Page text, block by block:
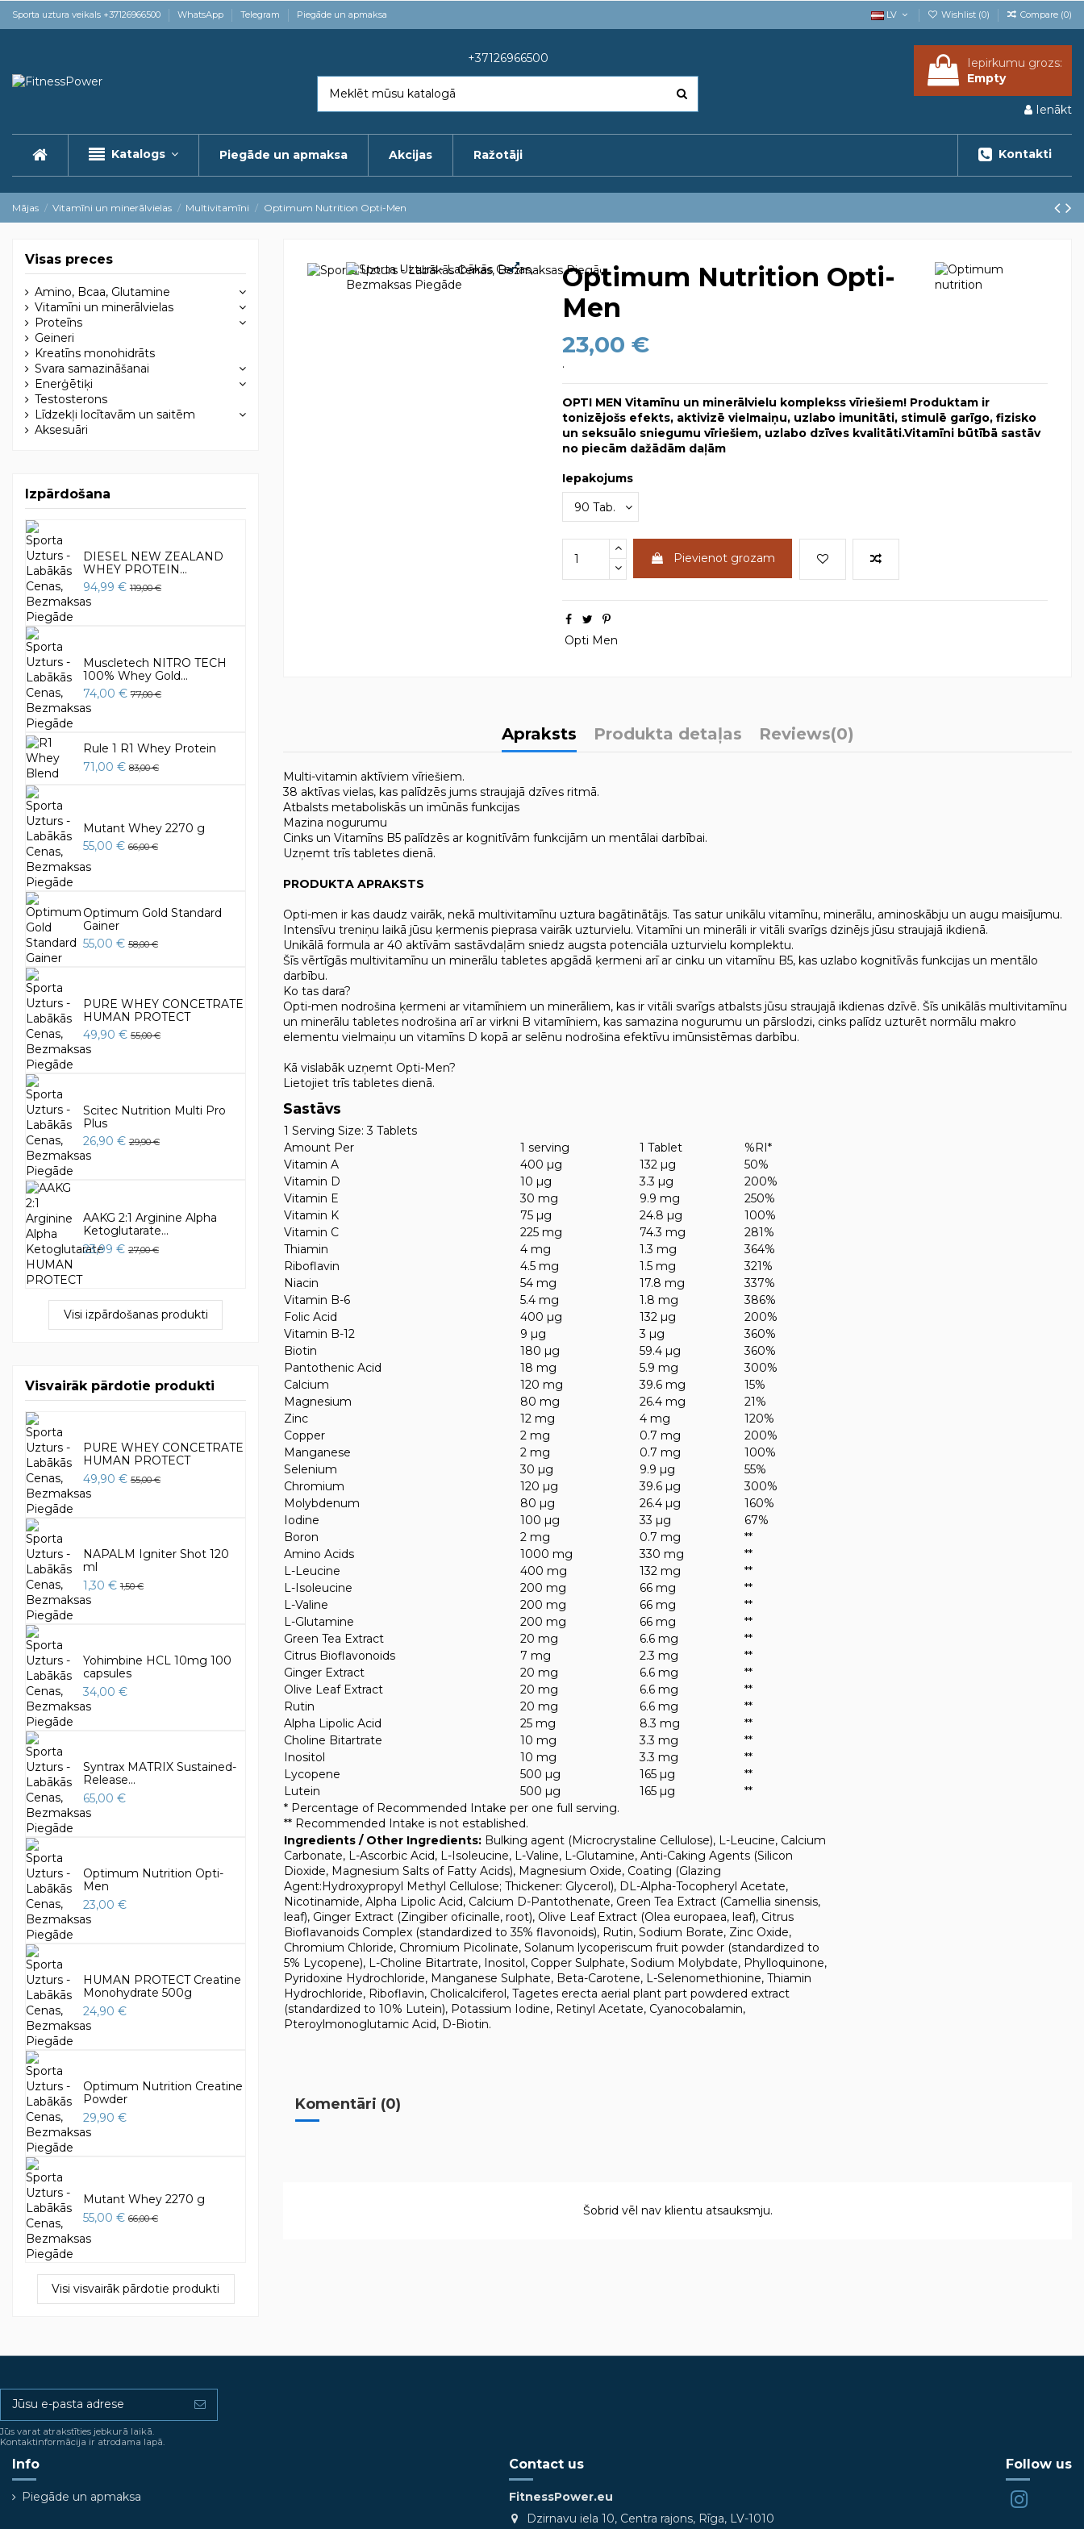
Sporta uztura veikals +37126966500 WhatsApp Telegram Piegāde un apmaksa LV Wishlist (0) Compare (0)
+37126966500
Iepirkumu grozs:
Empty
Ienākt
Katalogs Piegāde un apmaksa Akcijas Kontakti
Ražotāji
Mājas Vitamīni un minerālvielas Multivitamīni Optimum Nutrition Opti-Men
Optimum Nutrition Opti-
Men
23,00 €
.
OPTI MEN Vitamīnu un minerālvielu komplekss vīriešiem! Produktam ir
tonizējošs efekts, aktivizē vielmaiņu, uzlabo imunitāti, stimulē garīgo, fizisko
un seksuālo sniegumu vīriešiem, uzlabo dzīves kvalitāti.Vitamīni būtībā sastāv
no piecām dažādām daļām
Iepakojums
Pievienot grozam
Opti Men
Apraksts Produkta detaļas Reviews(0)
Multi-vitamin aktīviem vīriešiem.
38 aktīvas vielas, kas palīdzēs jums straujajā dzīves ritmā.
Atbalsts metaboliskās un imūnās funkcijas
Mazina nogurumu
Cinks un Vitamīns B5 palīdzēs ar kognitīvām funkcijām un mentālai darbībai.
Uzņemt trīs tabletes dienā.
PRODUKTA APRAKSTS
Opti-men ir kas daudz vairāk, nekā multivitamīnu uztura bagātinātājs. Tas satur unikālu vitamīnu, minerālu, aminoskābju un augu maisījumu.
Intensīvu treniņu laikā jūsu ķermenis pieprasa vairāk uzturvielu. Vitamīni un minerāli ir vitāli svarīgs dzinējs jūsu straujajā ikdienā.
Unikālā formula ar 40 aktīvām sastāvdaļām sniedz augsta potenciāla uzturvielu komplektu.
Šīs vērtīgās multivitamīnu un minerālu tabletes apgādā ķermeni arī ar cinku un vitamīnu B5, kas uzlabo kognitīvās funkcijas un mentālo
darbību.
Ko tas dara?
Opti-men nodrošina ķermeni ar vitamīniem un minerāliem, kas ir vitāli svarīgs atbalsts jūsu straujajā ikdienas dzīvē. Šīs unikālās multivitamīnu
un minerālu tabletes nodrošina arī ar virkni B vitamīniem, kas samazina nogurumu un pārslodzi, cinks palīdz uzturēt normālu makro
elementu vielmaiņu un vitamīns D kopā ar selēnu nodrošina efektīvu imūnsistēmas darbību.
Kā vislabāk uzņemt Opti-Men?
Lietojiet trīs tabletes dienā.
Sastāvs
1 Serving Size: 3 Tablets
Amount Per
1 serving 1 Tablet
%RI*
Vitamin A
400 µg 132 µg
50%
Vitamin D
10 µg 3.3 µg
200%
Vitamin E
30 mg 9.9 mg
250%
Vitamin K
75 µg 24.8 µg
100%
Vitamin C
225 mg 74.3 mg
281%
Thiamin
4 mg 1.3 mg
364%
Riboflavin
4.5 mg 1.5 mg
321%
Niacin
54 mg 17.8 mg
337%
Vitamin B-6
5.4 mg 1.8 mg
386%
Folic Acid
400 µg 132 µg
200%
Vitamin B-12
9 µg 3 µg
360%
Biotin
180 µg 59.4 µg
360%
Pantothenic Acid
18 mg 5.9 mg
300%
Calcium
120 mg 39.6 mg
15%
Magnesium
80 mg 26.4 mg
21%
Zinc
12 mg 4 mg
120%
Copper
2 mg 0.7 mg
200%
Manganese
2 mg 0.7 mg
100%
Selenium
30 µg 9.9 µg
55%
Chromium
120 µg 39.6 µg
300%
Molybdenum
80 µg 26.4 µg
160%
Iodine
100 µg 33 µg
67%
Boron
2 mg 0.7 mg
**
Amino Acids
1000 mg 330 mg
**
L-Leucine
400 mg 132 mg
**
L-Isoleucine
200 mg 66 mg
**
L-Valine
200 mg 66 mg
**
L-Glutamine
200 mg 66 mg
**
Green Tea Extract
20 mg 6.6 mg
**
Citrus Bioflavonoids
7 mg 2.3 mg
**
Ginger Extract
20 mg 6.6 mg
**
Olive Leaf Extract
20 mg 6.6 mg
**
Rutin
20 mg 6.6 mg
**
Alpha Lipolic Acid
25 mg 8.3 mg
**
Choline Bitartrate
10 mg 3.3 mg
**
Inositol
10 mg 3.3 mg
**
Lycopene
500 µg 165 µg
**
Lutein
500 µg 165 µg
**
* Percentage of Recommended Intake per one full serving.
** Recommended Intake is not established.
Ingredients / Other Ingredients: Bulking agent (Microcrystaline Cellulose), L-Leucine, Calcium
Carbonate, L-Ascorbic Acid, L-Isoleucine, L-Valine, L-Glutamine, Anti-Caking Agents (Silicon
Dioxide, Magnesium Salts of Fatty Acids), Magnesium Oxide, Coating (Glazing
Agent:Hydroxypropyl Methyl Cellulose; Thickener: Glycerol), DL-Alpha-Tocopheryl Acetate,
Nicotinamide, Alpha Lipolic Acid, Calcium D-Pantothenate, Green Tea Extract (Camellia sinensis,
leaf), Ginger Extract (Zingiber oficinalle, root), Olive Leaf Extract (Olea europaea, leaf), Citrus
Bioflavanoids Complex (standardized to 35% flavonoids), Rutin, Sodium Borate, Zinc Oxide,
Chromium Chloride, Chromium Picolinate, Solanum lycoperiscum fruit powder (standardized to
5% Lycopene), L-Choline Bitartrate, Inositol, Copper Sulphate, Sodium Molybdate, Phylloquinone,
Pyridoxine Hydrochloride, Manganese Sulphate, Beta-Carotene, L-Selenomethionine, Thiamin
Hydrochloride, Riboflavin, Cholicalciferol, Tagetes erecta aerial plant part powdered extract
(standardized to 10% Lutein), Potassium Iodine, Retinyl Acetate, Cyanocobalamin,
Pteroylmonoglutamic Acid, D-Biotin.
Komentāri (0)
Šobrid vēl nav klientu atsauksmju.
Visas preces
Amino, Bcaa, Glutamine
Vitamīni un minerālvielas
Proteīns
Geineri
Kreatīns monohidrāts
Svara samazināšanai
Enerģētiķi
Testosterons
Līdzekļi locītavām un saitēm
Aksesuāri
Izpārdošana
DIESEL NEW ZEALAND
WHEY PROTEIN...
94,99 € 119,00 €
Muscletech NITRO TECH
100% Whey Gold...
74,00 € 77,00 €
Rule 1 R1 Whey Protein
71,00 € 83,00 €
Mutant Whey 2270 g
55,00 € 66,00 €
Optimum Gold Standard
Gainer
55,00 € 58,00 €
PURE WHEY CONCETRATE
HUMAN PROTECT
49,90 € 55,00 €
Scitec Nutrition Multi Pro
Plus
26,90 € 29,90 €
AAKG 2:1 Arginine Alpha
Ketoglutarate...
23,99 € 27,00 €
Visi izpārdošanas produkti
Visvairāk pārdotie produkti
PURE WHEY CONCETRATE
HUMAN PROTECT
49,90 € 55,00 €
NAPALM Igniter Shot 120
ml
1,30 € 1,50 €
Yohimbine HCL 10mg 100
capsules
34,00 €
Syntrax MATRIX Sustained-
Release...
65,00 €
Optimum Nutrition Opti-
Men
23,00 €
HUMAN PROTECT Creatine
Monohydrate 500g
24,90 €
Optimum Nutrition Creatine
Powder
29,90 €
Mutant Whey 2270 g
55,00 € 66,00 €
Visi visvairāk pārdotie produkti
Jūs varat atrakstīties jebkurā laikā.
Kontaktinformācija ir atrodama lapā.
Info
Piegāde un apmaksa
Contact us
FitnessPower.eu
Dzirnavu iela 10, Centra rajons, Rīga, LV-1010
Follow us